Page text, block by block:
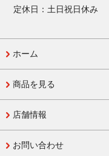
定休日：土日祝日休み
ホーム
商品を見る
店舗情報
お問い合わせ